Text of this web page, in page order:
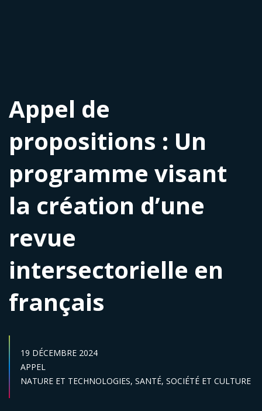
Appel de
propositions : Un
programme visant
la création d’une
revue
intersectorielle en
français
DATE DE PUBLICATION :
19 DÉCEMBRE 2024
Catégories :
APPEL
Secteur :
NATURE ET TECHNOLOGIES, SANTÉ, SOCIÉTÉ ET CULTURE